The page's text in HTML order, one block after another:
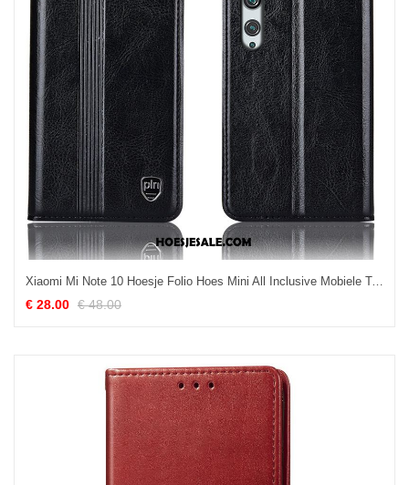
Xiaomi Mi Note 10 Hoesje Folio Hoes Mini All Inclusive Mobiele Telefoon Goedkoop
€ 28.00 € 48.00